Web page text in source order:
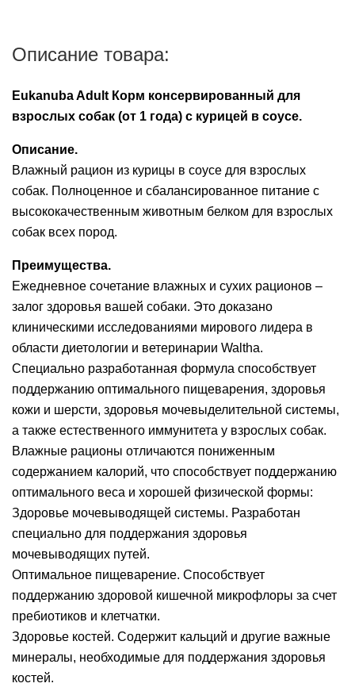
Описание товара:
Eukanuba Adult Корм консервированный для
взрослых собак (от 1 года) с курицей в соусе.
Описание.
Влажный рацион из курицы в соусе для взрослых
собак. Полноценное и сбалансированное питание с
высококачественным животным белком для взрослых
собак всех пород.
Преимущества.
Ежедневное сочетание влажных и сухих рационов –
залог здоровья вашей собаки. Это доказано
клиническими исследованиями мирового лидера в
области диетологии и ветеринарии Waltha.
Специально разработанная формула способствует
поддержанию оптимального пищеварения, здоровья
кожи и шерсти, здоровья мочевыделительной системы,
а также естественного иммунитета у взрослых собак.
Влажные рационы отличаются пониженным
содержанием калорий, что способствует поддержанию
оптимального веса и хорошей физической формы:
Здоровье мочевыводящей системы. Разработан
специально для поддержания здоровья
мочевыводящих путей.
Оптимальное пищеварение. Способствует
поддержанию здоровой кишечной микрофлоры за счет
пребиотиков и клетчатки.
Здоровье костей. Содержит кальций и другие важные
минералы, необходимые для поддержания здоровья
костей.